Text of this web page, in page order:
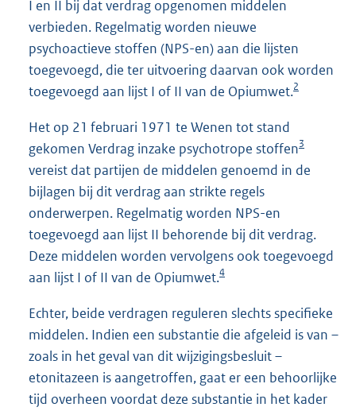
I en II bij dat verdrag opgenomen middelen
verbieden. Regelmatig worden nieuwe
psychoactieve stoffen (NPS-en) aan die lijsten
toegevoegd, die ter uitvoering daarvan ook worden
toegevoegd aan lijst I of II van de Opiumwet.2
Het op 21 februari 1971 te Wenen tot stand
gekomen Verdrag inzake psychotrope stoffen3
vereist dat partijen de middelen genoemd in de
bijlagen bij dit verdrag aan strikte regels
onderwerpen. Regelmatig worden NPS-en
toegevoegd aan lijst II behorende bij dit verdrag.
Deze middelen worden vervolgens ook toegevoegd
aan lijst I of II van de Opiumwet.4
Echter, beide verdragen reguleren slechts specifieke
middelen. Indien een substantie die afgeleid is van –
zoals in het geval van dit wijzigingsbesluit –
etonitazeen is aangetroffen, gaat er een behoorlijke
tijd overheen voordat deze substantie in het kader